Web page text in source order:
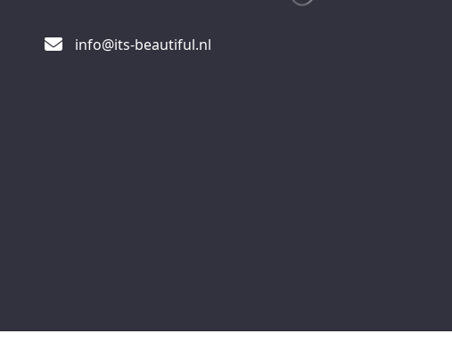
info@its-beautiful.nl